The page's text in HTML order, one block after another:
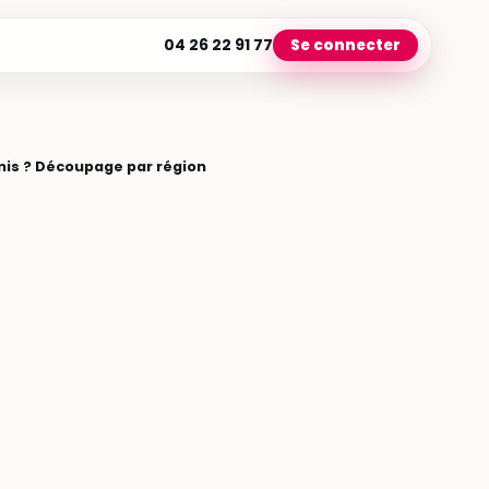
04 26 22 91 77 Se connecter
? Découpage par région